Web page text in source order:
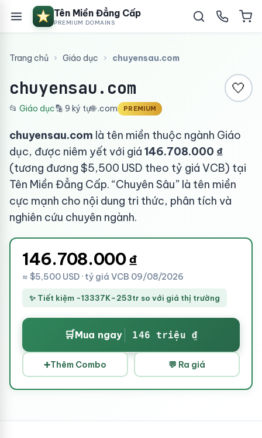
Tên Miền Đẳng Cấp
PREMIUM DOMAINS
Trang chủ › Giáo dục › chuyensau.com
chuyensau.com 🤍
📂 Giáo dục🔡 9 ký tự🌐 .com PREMIUM
chuyensau.com là tên miền thuộc ngành Giáo
dục, được niêm yết với giá 146.708.000 ₫
(tương đương $5,500 USD theo tỷ giá VCB) tại
Tên Miền Đẳng Cấp. “Chuyên Sâu” là tên miền
cực mạnh cho nội dung tri thức, phân tích và
nghiên cứu chuyên ngành.
146.708.000₫
≈ $5,500 USD · tỷ giá VCB 09/08/2026
✨ Tiết kiệm -13337K–253tr so với giá thị trường
🛒Mua ngay 146 triệu ₫
➕Thêm Combo 💬 Ra giá